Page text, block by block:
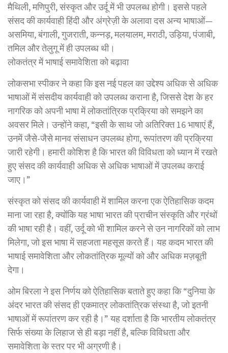
मैथिली, मणिपुरी, संस्कृत और उर्दू में भी उपलब्ध होगी। इससे पहले
संसद की कार्यवाही हिंदी और अंग्रेज़ी के अलावा दस अन्य भाषाओं—
असमिया, बंगाली, गुजराती, कन्नड़, मलयालम, मराठी, उड़िया, पंजाबी,
तमिल और तेलुगू में ही उपलब्ध थी।
लोकतंत्र में भाषाई समावेशिता को बढ़ावा
लोकसभा स्पीकर ने कहा कि इस नई पहल का उद्देश्य अधिक से अधिक
भाषाओं में संसदीय कार्यवाही को उपलब्ध कराना है, जिससे देश के हर
नागरिक को अपनी भाषा में लोकतांत्रिक प्रक्रिया को समझने का
अवसर मिले। उन्होंने कहा, “इसी के साथ जो अतिरिक्त 16 भाषाएं हैं,
उनमें जैसे-जैसे मानव संसाधन उपलब्ध होगा, रूपांतरण की प्रक्रिया
जारी रहेगी। हमारी कोशिश है कि भारत की विविधता को ध्यान में रखते
हुए संसद की कार्यवाही अधिक से अधिक भाषाओं में उपलब्ध कराई
जाए।”
संस्कृत को संसद की कार्यवाही में शामिल करना एक ऐतिहासिक कदम
माना जा रहा है, क्योंकि यह भाषा भारत की प्राचीन संस्कृति और ग्रंथों
की भाषा रही है। वहीं, उर्दू को भी शामिल करने से उन नागरिकों को लाभ
मिलेगा, जो इस भाषा में सहजता महसूस करते हैं। यह कदम भारत की
भाषाई समावेशिता और लोकतांत्रिक मूल्यों को और अधिक मज़बूती
देगा।
ओम बिरला ने इस निर्णय को ऐतिहासिक बताते हुए कहा कि “दुनिया के
अंदर भारत की संसद ही एकमात्र लोकतांत्रिक संस्था है, जो इतनी
भाषाओं में रूपांतरण कर रही है।” यह दर्शाता है कि भारतीय लोकतंत्र
सिर्फ संख्या के लिहाज से ही बड़ा नहीं है, बल्कि विविधता और
समावेशिता के स्तर पर भी अग्रणी है।